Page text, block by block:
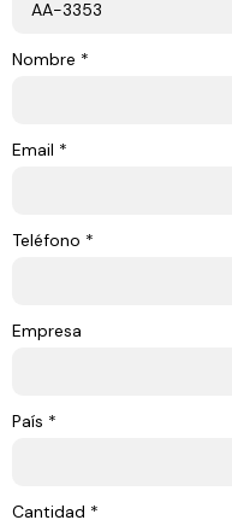
Nombre *
Email *
Teléfono *
Empresa
País *
Cantidad *